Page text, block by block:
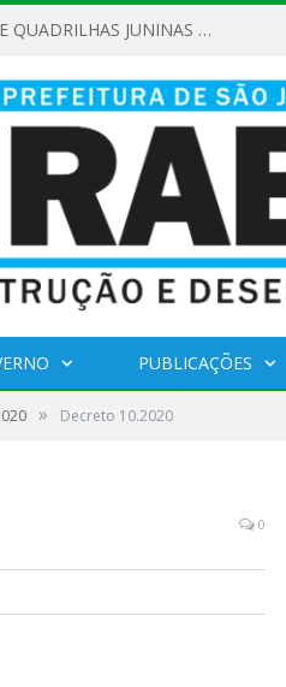
REGULAMENTO – V INTERMUNICIPAL DE QUADRILHAS JUNINAS 2026
PUBLICAÇÕES
» Decreto 10.2020
0